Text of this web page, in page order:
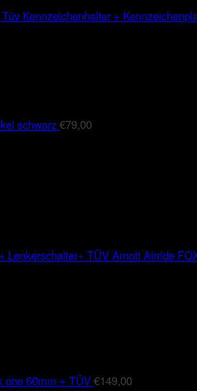
Kennzeichenhalter +
schwarz€79,00
Arnott Airride
one 60mm + TÜV€149,00